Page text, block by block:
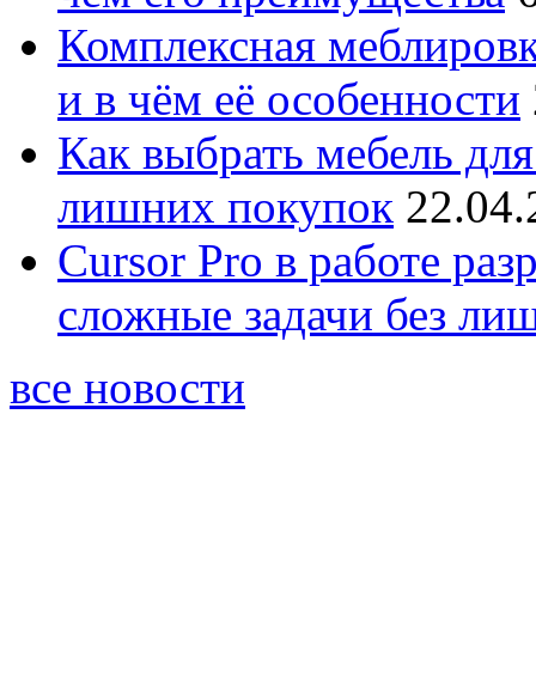
Комплексная
и в чём её особенности
Как выбрать мебель
лишних покупок
Cursor Pro в работе
сложные задачи без
все новости